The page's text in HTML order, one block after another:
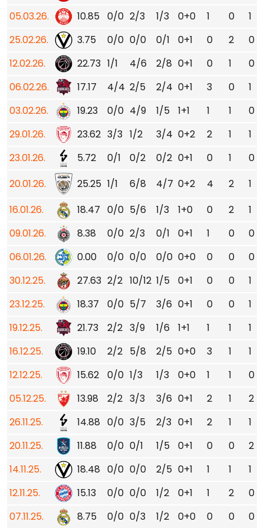
05.03.26.
10.85 0/0 2/3 1/3 0+0 1 0
1
25.02.26.
3.75 0/0 0/0 0/1 0+1 0 2
0
12.02.26.
22.73 1/1 4/6 2/8 0+1 0 1
0
06.02.26.
17.17 4/4 2/5 2/4 0+1 3 0
1
03.02.26.
19.23 0/0 4/9 1/5 1+1 1 1
0
29.01.26.
23.62 3/3 1/2 3/4 0+2 2 1
1
23.01.26.
5.72 0/1 0/2 0/2 0+1 0 1
0
20.01.26.
25.25 1/1 6/8 4/7 0+2 4 2
1
16.01.26.
18.47 0/0 5/6 1/3 1+0 0 2
1
09.01.26.
8.38 0/0 2/3 0/1 0+1 1 0
0
06.01.26.
0.00 0/0 0/0 0/0 0+0 0 0
0
30.12.25.
27.63 2/2 10/12 1/5 0+1 0 0
1
23.12.25.
18.37 0/0 5/7 3/6 0+1 0 0
1
19.12.25.
21.73 2/2 3/9 1/6 1+1 1 1
1
16.12.25.
19.10 2/2 5/8 2/5 0+0 3 1
1
12.12.25.
15.62 0/0 1/3 1/3 0+0 1 1
0
05.12.25.
13.98 2/2 3/3 3/6 0+1 2 1
2
26.11.25.
14.88 0/0 3/5 2/3 0+1 2 1
1
20.11.25.
11.88 0/0 0/1 1/5 0+1 0 0
2
14.11.25.
18.48 0/0 0/0 2/5 0+1 1 1
1
12.11.25.
15.13 0/0 0/0 1/2 0+1 1 2
0
07.11.25.
8.75 0/0 0/3 1/2 0+0 0 0 0